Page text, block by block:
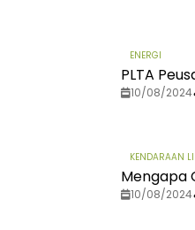
ENERGI
PLTA
10/08/2024
KENDARAAN
Mengapa
10/08/2024